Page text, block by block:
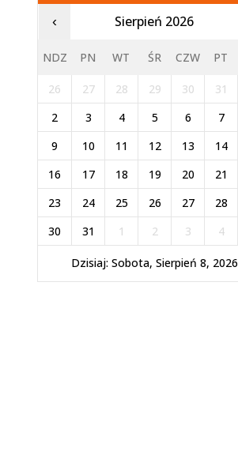
‹ Sierpień 2026
NDZ PN WT ŚR CZW PT
26 27 28 29 30 31
2
3 4 5 6 7
9
10 11 12 13 14
16
17 18 19 20 21
23
24 25 26 27 28
30
31 1 2 3 4
Dzisiaj: Sobota, Sierpień 8, 2026